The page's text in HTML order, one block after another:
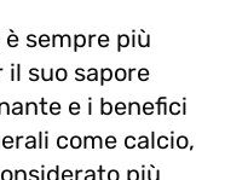
è sempre più
suo sapore
e i benefici
come calcio,
più